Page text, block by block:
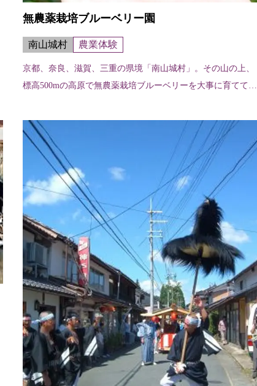
無農薬栽培ブルーベリー園
南山城村 農業体験
京都、奈良、滋賀、三重の県境「南山城村」。その山の上、
標高500mの高原で無農薬栽培ブルーベリーを大事に育ててい